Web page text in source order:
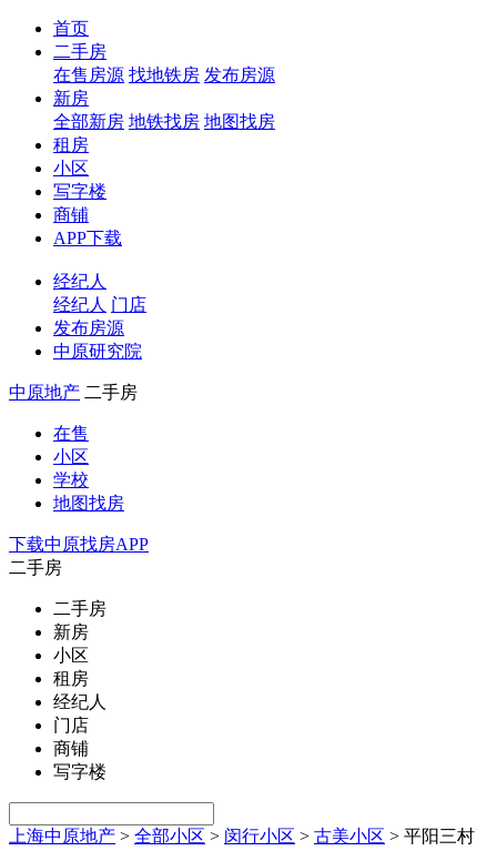
首页
二手房
在售房源 找地铁房 发布房源
新房
全部新房 地铁找房 地图找房
租房
小区
写字楼
商铺
APP下载
经纪人
经纪人 门店
发布房源
中原研究院
中原地产 二手房
在售
小区
学校
地图找房
下载中原找房APP
二手房
二手房
新房
小区
租房
经纪人
门店
商铺
写字楼
上海中原地产 > 全部小区 > 闵行小区 > 古美小区 > 平阳三村